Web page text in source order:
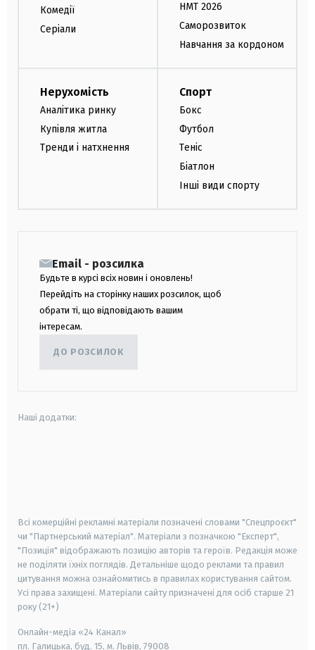
Комедії
Серіали
НМТ 2026
Саморозвиток
Навчання за кордоном
Нерухомість
Аналітика ринку
Купівля житла
Тренди і натхнення
Спорт
Бокс
Футбол
Теніс
Біатлон
Інші види спорту
Email - розсилка
Будьте в курсі всіх новин і оновлень!
Перейдіть на сторінку наших розсилок, щоб
обрати ті, що відповідають вашим
інтересам.
ДО РОЗСИЛОК
Наші додатки:
Всі комерційні рекламні матеріали позначені словами "Спецпроєкт"
чи "Партнерський матеріал". Матеріали з позначкою "Експерт",
"Позиція" відображають позицію авторів та героїв. Редакція може
не поділяти їхніх поглядів. Детальніше щодо реклами та правил
цитування можна ознайомитись в правилах користування сайтом.
Усі права захищені. Матеріали сайту призначені для осіб старше 21
року (21+)
Онлайн-медіа «24 Канал»
пл. Галицька, буд. 15, м. Львів, 79008